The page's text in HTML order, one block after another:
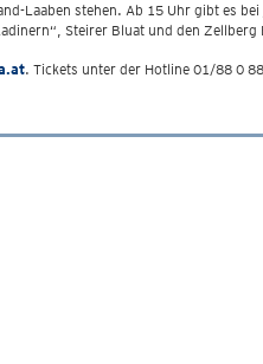
Laaben stehen. Ab 15 Uhr gibt es
Steirer Bluat und den Zellberg
. Tickets unter der Hotline 01/88 0